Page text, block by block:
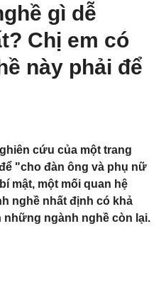
gì dễ
Chị em có
này phải để
cứu của một trang
"cho đàn ông và phụ nữ
mật, một mối quan hệ
nghề nhất định có khả
ngành nghề còn lại.